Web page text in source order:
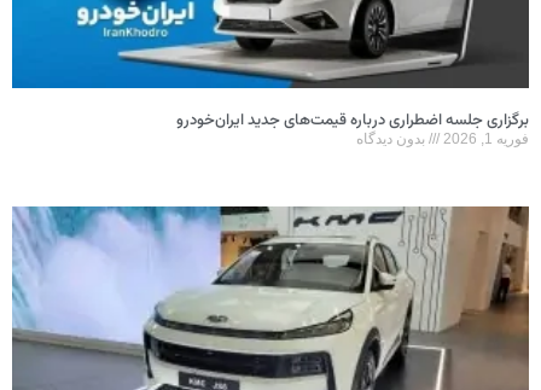
برگزاری جلسه اضطراری درباره قیمت‌های جدید ایران‌خودرو
فوریه 1, 2026 بدون دیدگاه